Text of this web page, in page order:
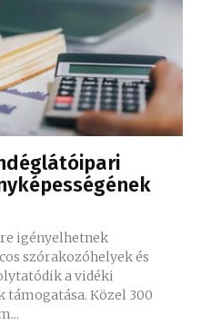
igényelhetnek
szórakozóhelyek és
Közel 300